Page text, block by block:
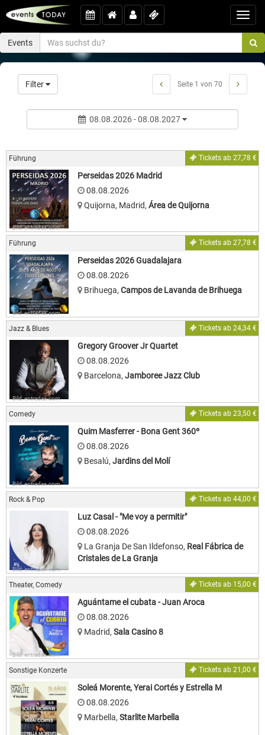
Events
Filter Seite 1 von 70
08.08.2026 - 08.08.2027
Führung Tickets ab 27,78 €
Bild: entradas.com
Perseidas 2026 Madrid
08.08.2026
Quijorna, Madrid, Área de Quijorna
Führung Tickets ab 27,78 €
Bild: entradas.com
Perseidas 2026 Guadalajara
08.08.2026
Brihuega, Campos de Lavanda de Brihuega
Jazz & Blues Tickets ab 24,34 €
Bild: entradas.com
Gregory Groover Jr Quartet
08.08.2026
Barcelona, Jamboree Jazz Club
Comedy Tickets ab 23,50 €
Bild: entradas.com
Quim Masferrer - Bona Gent 360º
08.08.2026
Besalú, Jardins del Molí
Rock & Pop Tickets ab 44,00 €
Bild: entradas.com
Luz Casal - "Me voy a permitir"
08.08.2026
La Granja De San Ildefonso, Real Fábrica de
Cristales de La Granja
Theater, Comedy Tickets ab 15,00 €
Bild: entradas.com
Aguántame el cubata - Juan Aroca
08.08.2026
Madrid, Sala Casino 8
Sonstige Konzerte Tickets ab 21,00 €
Soleá Morente, Yerai Cortés y Estrella M
08.08.2026
Marbella, Starlite Marbella